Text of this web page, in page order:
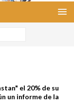
el 20% de su
un informe de la